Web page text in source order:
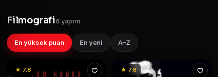
Filmografi8 yapım
En yüksek puan En yeni A–Z
★ 7.8 ★ 7.8